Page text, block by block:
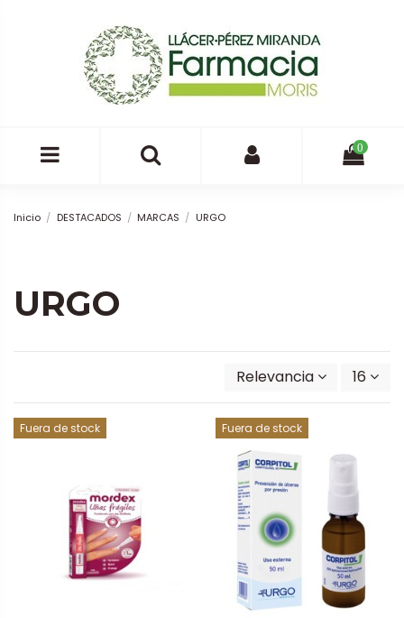
0
Inicio DESTACADOS MARCAS URGO
URGO
Relevancia 16
Fuera de stock Fuera de stock